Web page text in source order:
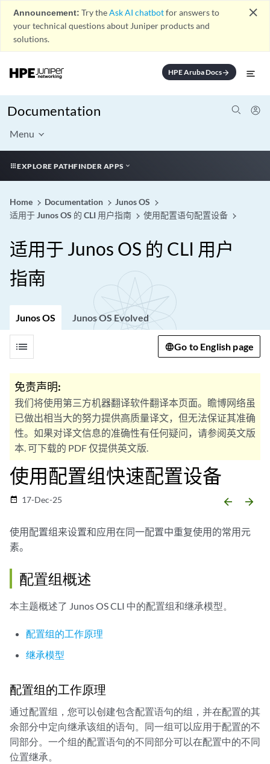
Announcement: Try theAsk AI chatbotfor answers to
your technical questions about Juniper products and
solutions.
close
HPE Aruba Docsarrow_forward
Documentation
Menu
EXPLORE PATHFINDER APPS
Home Documentation
Junos OS
适用于 Junos OS 的 CLI 用户指南
使用配置语句配置设备
适用于 Junos OS 的 CLI 用户
指南
Junos OS Junos OS Evolved
list Go to English page
免责声明:
我们将使用第三方机器翻译软件翻译本页面。瞻博网络虽
已做出相当大的努力提供高质量译文，但无法保证其准确
性。如果对译文信息的准确性有任何疑问，请参阅英文版
本. 可下载的 PDF 仅提供英文版.
使用配置组快速配置设备
date_range 17-Dec-25 arrow_backward arrow_forward
使用配置组来设置和应用在同一配置中重复使用的常用元
素。
配置组概述
本主题概述了 Junos OSCLI 中的配置组和继承模型。
配置组的工作原理
继承模型
配置组的工作原理
通过配置组，您可以创建包含配置语句的组，并在配置的其
余部分中定向继承该组的语句。同一组可以应用于配置的不
同部分。一个组的配置语句的不同部分可以在配置中的不同
位置继承。